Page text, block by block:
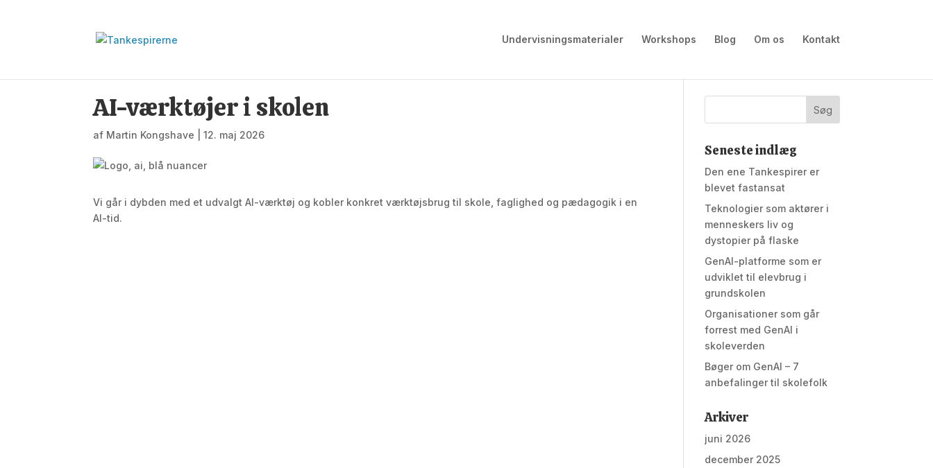
Undervisningsmaterialer Workshops Blog Om os Kontakt
AI-værktøjer i skolen
af Martin Kongshave |12. maj 2026
Vi går i dybden med et udvalgt AI-værktøj og kobler konkret værktøjsbrug til skole, faglighed og pædagogik i en
AI-tid.
Seneste indlæg
Den ene Tankespirer er
blevet fastansat
Teknologier som aktører i
menneskers liv og
dystopier på flaske
GenAI-platforme som er
udviklet til elevbrug i
grundskolen
Organisationer som går
forrest med GenAI i
skoleverden
Bøger om GenAI – 7
anbefalinger til skolefolk
Arkiver
juni 2026
december 2025